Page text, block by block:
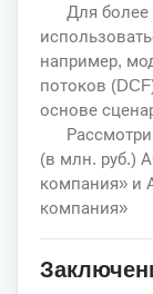
Для более
например,
потоков
основе
(в млн. руб.)
компания» и
компания»